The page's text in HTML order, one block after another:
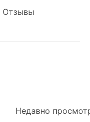
Отзывы
Недавно